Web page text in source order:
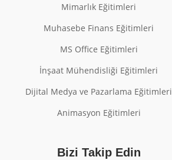
Mimarlık Eğitimleri
Muhasebe Finans Eğitimleri
MS Office Eğitimleri
İnşaat Mühendisliği Eğitimleri
Dijital Medya ve Pazarlama Eğitimleri
Animasyon Eğitimleri
Bizi Takip Edin